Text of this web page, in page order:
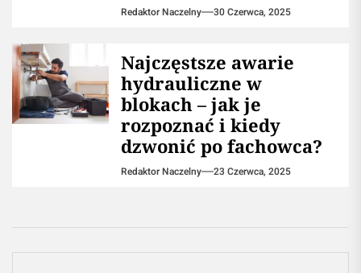
Redaktor Naczelny 30 Czerwca, 2025
Najczęstsze awarie
hydrauliczne w
blokach – jak je
rozpoznać i kiedy
dzwonić po fachowca?
Redaktor Naczelny 23 Czerwca, 2025